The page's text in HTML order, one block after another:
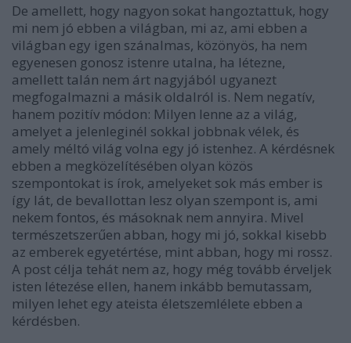
De amellett, hogy nagyon sokat hangoztattuk, hogy
mi nem jó ebben a világban, mi az, ami ebben a
világban egy igen szánalmas, közönyös, ha nem
egyenesen gonosz istenre utalna, ha létezne,
amellett talán nem árt nagyjából ugyanezt
megfogalmazni a másik oldalról is. Nem negatív,
hanem pozitív módon: Milyen lenne az a világ,
amelyet a jelenleginél sokkal jobbnak vélek, és
amely méltó világ volna egy jó istenhez. A kérdésnek
ebben a megközelítésében olyan közös
szempontokat is írok, amelyeket sok más ember is
így lát, de bevallottan lesz olyan szempont is, ami
nekem fontos, és másoknak nem annyira. Mivel
természetszerűen abban, hogy mi jó, sokkal kisebb
az emberek egyetértése, mint abban, hogy mi rossz.
A post célja tehát nem az, hogy még tovább érveljek
isten létezése ellen, hanem inkább bemutassam,
milyen lehet egy ateista életszemlélete ebben a
kérdésben.